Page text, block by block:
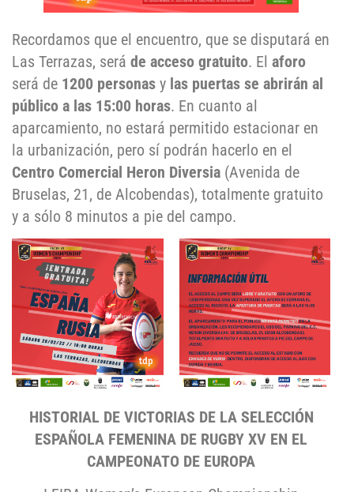
Recordamos que el encuentro, que se disputará en
Las Terrazas, será de acceso gratuito. El aforo
será de 1200 personas y las puertas se abrirán al
público a las 15:00 horas. En cuanto al
aparcamiento, no estará permitido estacionar en
la urbanización, pero sí podrán hacerlo en el
Centro Comercial Heron Diversia (Avenida de
Bruselas, 21, de Alcobendas), totalmente gratuito
y a sólo 8 minutos a pie del campo.
HISTORIAL DE VICTORIAS DE LA SELECCIÓN
ESPAÑOLA FEMENINA DE RUGBY XV EN EL
CAMPEONATO DE EUROPA